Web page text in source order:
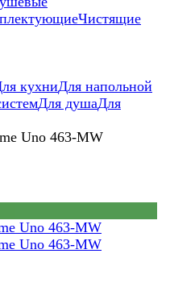
Чистящие
кухниДля напольной
Для душаДля
Uno 463-MW